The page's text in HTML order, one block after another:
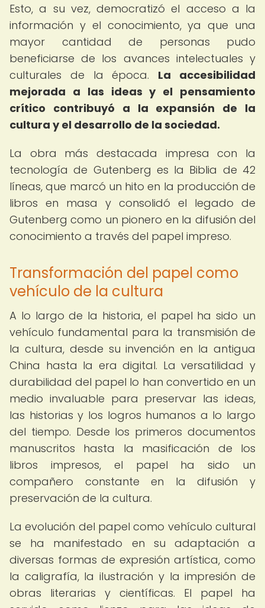
Esto, a su vez, democratizó el acceso a la
información y el conocimiento, ya que una
mayor cantidad de personas pudo
beneficiarse de los avances intelectuales y
culturales de la época. La accesibilidad
mejorada a las ideas y el pensamiento
crítico contribuyó a la expansión de la
cultura y el desarrollo de la sociedad.
La obra más destacada impresa con la
tecnología de Gutenberg es la Biblia de 42
líneas, que marcó un hito en la producción de
libros en masa y consolidó el legado de
Gutenberg como un pionero en la difusión del
conocimiento a través del papel impreso.
Transformación del papel como
vehículo de la cultura
A lo largo de la historia, el papel ha sido un
vehículo fundamental para la transmisión de
la cultura, desde su invención en la antigua
China hasta la era digital. La versatilidad y
durabilidad del papel lo han convertido en un
medio invaluable para preservar las ideas,
las historias y los logros humanos a lo largo
del tiempo. Desde los primeros documentos
manuscritos hasta la masificación de los
libros impresos, el papel ha sido un
compañero constante en la difusión y
preservación de la cultura.
La evolución del papel como vehículo cultural
se ha manifestado en su adaptación a
diversas formas de expresión artística, como
la caligrafía, la ilustración y la impresión de
obras literarias y científicas. El papel ha